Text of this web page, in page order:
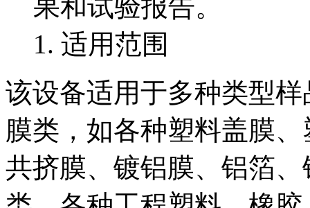
果和试验报告。
适用范围
该设备适用于多种类型
膜类，如各种塑料盖膜
共挤膜、镀铝膜、铝箔